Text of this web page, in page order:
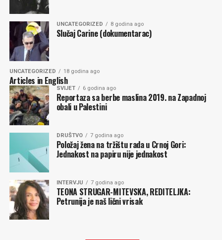
UNCATEGORIZED 8 godina ago
Slučaj Carine (dokumentarac)
UNCATEGORIZED 18 godina ago
Articles in English
SVIJET 6 godina ago
Reportaza sa berbe maslina 2019. na Zapadnoj
obali u Palestini
DRUŠTVO 7 godina ago
Položaj žena na tržištu rada u Crnoj Gori:
Jednakost na papiru nije jednakost
INTERVJU 7 godina ago
TEONA STRUGAR-MITEVSKA, REDITELJKA:
Petrunija je naš lični vrisak